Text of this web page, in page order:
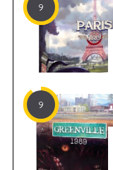
9
9